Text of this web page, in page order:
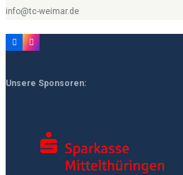
info@tc-weimar.de
Unsere Sponsoren: